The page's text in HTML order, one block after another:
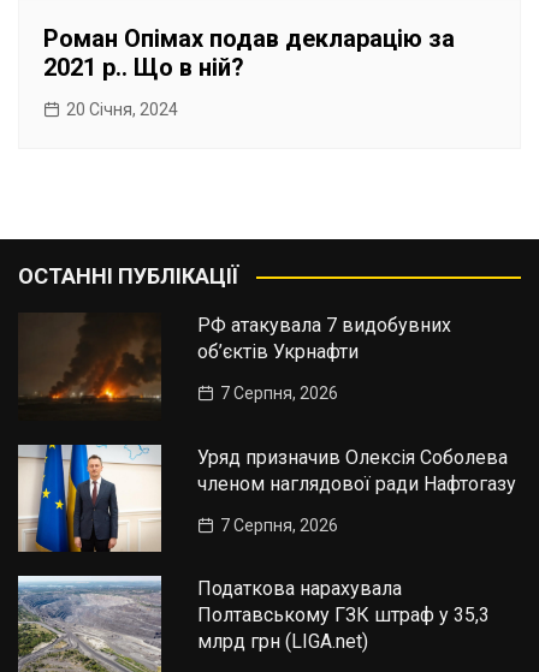
Роман Опімах подав декларацію за
2021 р.. Що в ній?
20 Січня, 2024
ОСТАННІ ПУБЛІКАЦІЇ
РФ атакувала 7 видобувних
об’єктів Укрнафти
7 Серпня, 2026
Уряд призначив Олексія Соболева
членом наглядової ради Нафтогазу
7 Серпня, 2026
Податкова нарахувала
Полтавському ГЗК штраф у 35,3
млрд грн (LIGA.net)